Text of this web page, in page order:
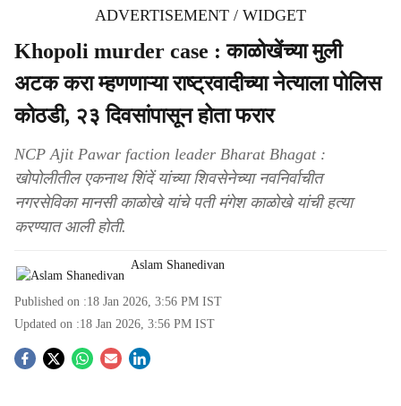
ADVERTISEMENT / WIDGET
Khopoli murder case : काळोखेंच्या मुली
अटक करा म्हणणाऱ्या राष्ट्रवादीच्या नेत्याला पोलिस
कोठडी, २३ दिवसांपासून होता फरार
NCP Ajit Pawar faction leader Bharat Bhagat :
खोपोलीतील एकनाथ शिंदें यांच्या शिवसेनेच्या नवनिर्वाचीत
नगरसेविका मानसी काळोखे यांचे पती मंगेश काळोखे यांची हत्या
करण्यात आली होती.
Aslam Shanedivan
Published on :18 Jan 2026, 3:56 PM IST
Updated on :18 Jan 2026, 3:56 PM IST
S